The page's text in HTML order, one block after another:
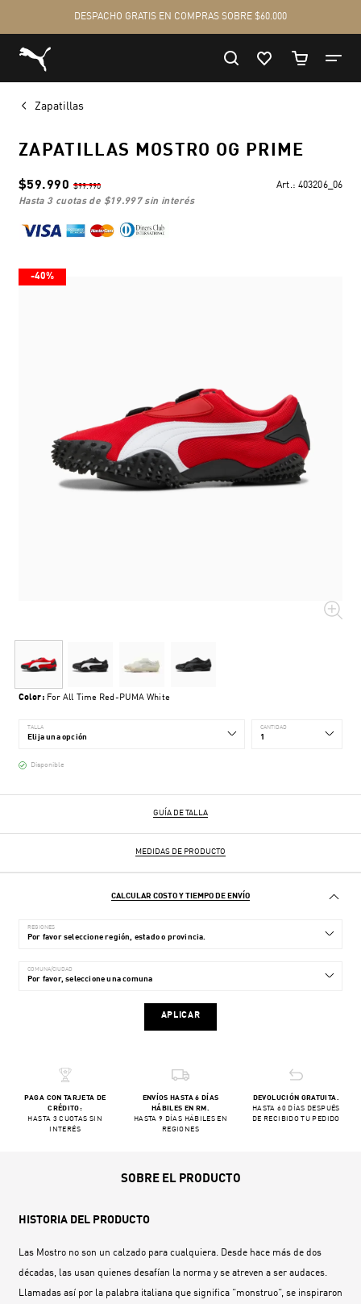
Zapatillas
ZAPATILLAS MOSTRO OG PRIME
$59.990 $99.990 Art.: 403206_06
hasta 3 cuotas de $19.997sin interés
-40%
Color: For All Time Red-PUMA White
TALLA CANTIDAD
Disponible
GUÍA DE TALLA
MEDIDAS DE PRODUCTO
CALCULAR COSTO Y TIEMPO DE ENVÍO
REGIONES
COMUNA/CIUDAD
APLICAR
PAGA CON TARJETA DE
CRÉDITO:
HASTA 3 CUOTAS SIN
INTERÉS
ENVÍOS HASTA 6 DÍAS
HÁBILES EN RM.
HASTA 9 DÍAS HÁBILES EN
REGIONES
DEVOLUCIÓN GRATUITA.
HASTA 60 DÍAS DESPUÉS
DE RECIBIDO TU PEDIDO
SOBRE EL PRODUCTO
HISTORIA DEL PRODUCTO
Las Mostro no son un calzado para cualquiera. Desde hace más de dos
décadas, las usan quienes desafían la norma y se atreven a ser audaces.
Llamadas así por la palabra italiana que significa “monstruo“, se inspiraron